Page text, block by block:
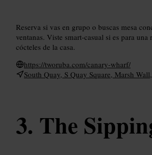
Reserva si vas en grupo o buscas mesa
ventanas. Viste smart-casual si es para
cócteles de la casa.
https://tworuba.com/canary-wharf/
South Quay, S Quay Square, Marsh
The